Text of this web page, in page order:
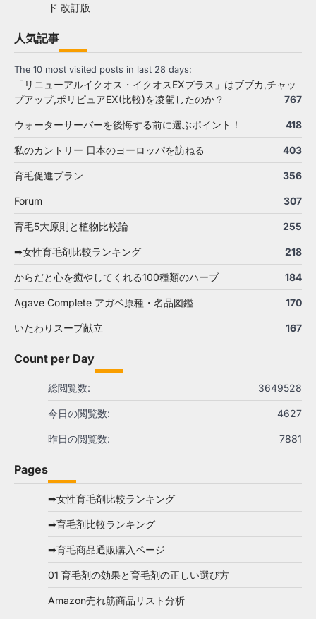
ド 改訂版
人気記事
The 10 most visited posts in last 28 days:
「リニューアルイクオス・イクオスEXプラス」はブブカ,チャッ
プアップ,ポリピュアEX(比較)を凌駕したのか？
767
ウォーターサーバーを後悔する前に選ぶポイント！ 418
私のカントリー 日本のヨーロッパを訪ねる 403
育毛促進プラン 356
Forum 307
育毛5大原則と植物比較論 255
➡女性育毛剤比較ランキング 218
からだと心を癒やしてくれる100種類のハーブ 184
Agave Complete アガベ原種・名品図鑑 170
いたわりスープ献立 167
Count per Day
3649528
総閲覧数:
4627
今日の閲覧数:
7881
昨日の閲覧数:
Pages
➡女性育毛剤比較ランキング
➡育毛剤比較ランキング
➡育毛商品通販購入ページ
01 育毛剤の効果と育毛剤の正しい選び方
Amazon売れ筋商品リスト分析